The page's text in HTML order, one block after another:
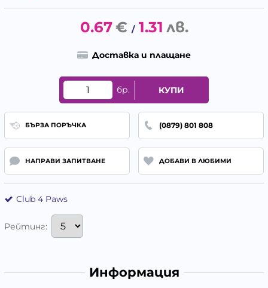
0.67€ / 1.31 лв.
Доставка и плащане
бр. КУПИ
БЪРЗА ПОРЪЧКА (0879) 801 808
НАПРАВИ ЗАПИТВАНЕ ДОБАВИ В ЛЮБИМИ
Club 4 Paws
Рейтинг:
Информация